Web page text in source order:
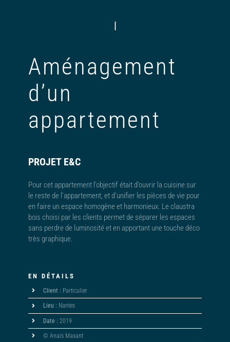
|
Aménagement
d’un
appartement
PROJET E&C
Pour cet appartement l’objectif était d’ouvrir la cuisine sur
le reste de l’appartement, et d’unifier les pièces de vie pour
en faire un espace homogène et harmonieux. Le claustra
bois choisi par les clients permet de séparer les espaces
sans perdre de luminosité et en apportant une touche déco
très graphique.
EN DÉTAILS
Client : Particulier
Lieu : Nantes
Date : 2019
© Anaïs Maxant